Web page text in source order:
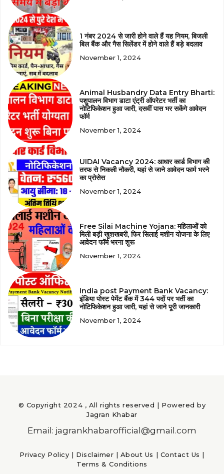
1 नंबर 2024 से जारी होने वाले हैं यह नियम, बिजली
बिल बैंक और गैस सिलेंडर में होने वाले हैं बड़े बदलाव
November 1, 2024
Animal Husbandry Data Entry Bharti:
पशुपालन विभाग डाटा एंट्री ऑपरेटर भर्ती का
नोटिफिकेशन हुआ जारी, दसवीं पास भर सकेंगे आवेदन
फॉर्म
November 1, 2024
UIDAI Vacancy 2024: आधार कार्ड विभाग की
तरफ से निकली नौकरी, यहां से जाने आवेदन फार्म भरने
का प्रोसेस
November 1, 2024
Free Silai Machine Yojana: महिलाओं को
मिली बड़ी खुशखबरी, फिर सिलाई मशीन योजना के लिए
आवेदन फॉर्म भरना शुरू
November 1, 2024
India post Payment Bank Vacancy:
इंडिया पोस्ट पेमेंट बैंक में 344 पदों पर भर्ती का
नोटिफिकेशन हुआ जारी, यहां से जाने पूरी जानकारी
November 1, 2024
© Copyright 2024 , All rights reserved | Powered by
Jagran Khabar
Email: jagrankhabarofficial@gmail.com
Privacy Policy | Disclaimer | About Us | Contact Us |
Terms & Conditions